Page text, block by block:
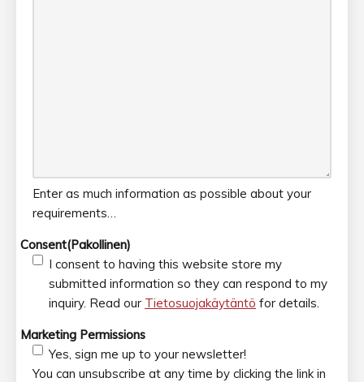
Enter as much information as possible about your
requirements…
Consent(Pakollinen)
I consent to having this website store my
submitted information so they can respond to my
inquiry. Read our Tietosuojakäytäntö for details.
Marketing Permissions
Yes, sign me up to your newsletter!
You can unsubscribe at any time by clicking the link in